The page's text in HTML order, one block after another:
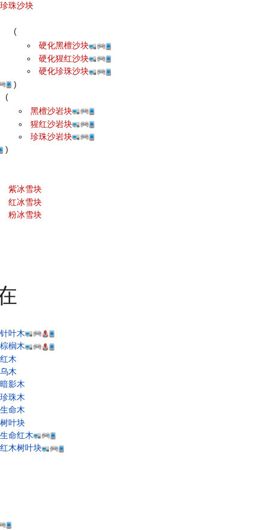
珍珠沙块
(
硬化黑檀沙块
硬化猩红沙块
硬化珍珠沙块
)
(
黑檀沙岩块
猩红沙岩块
珍珠沙岩块
)
紫冰雪块
红冰雪块
粉冰雪块
针叶木
棕榈木
红木
乌木
暗影木
珍珠木
生命木
树叶块
生命红木
红木树叶块